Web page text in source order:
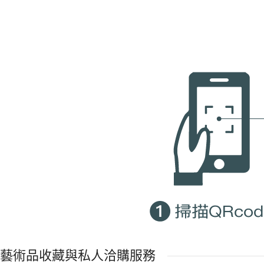
藝術品收藏與私人洽購服務